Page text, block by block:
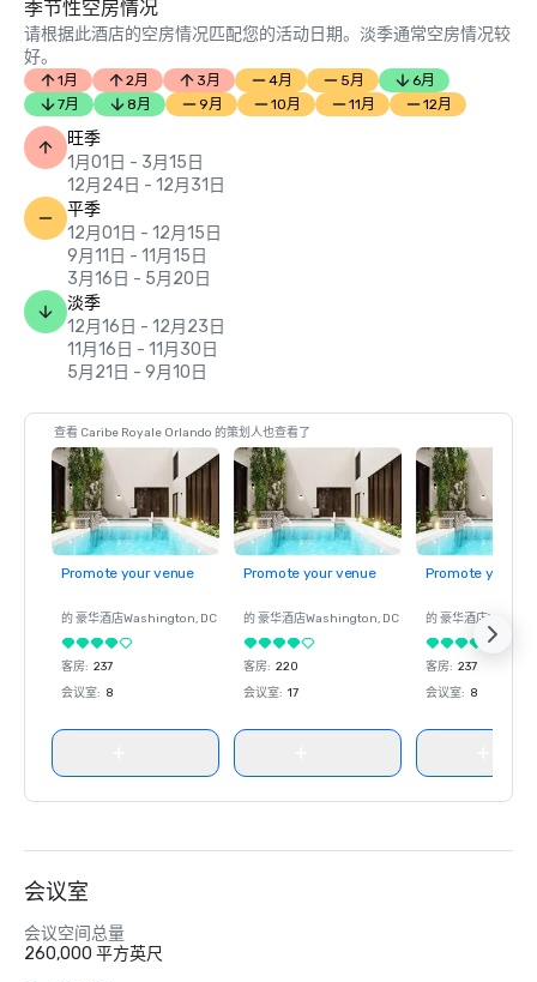
季节性空房情况
请根据此酒店的空房情况匹配您的活动日期。淡季通常空房情况较
好。
1月 2月 3月 4月 5月
6月
7月
8月 9月 10月 11月 12月
旺季
1月01日 - 3月15日
12月24日 - 12月31日
平季
12月01日 - 12月15日
9月11日 - 11月15日
3月16日 - 5月20日
淡季
12月16日 - 12月23日
11月16日 - 11月30日
5月21日 - 9月10日
查看 Caribe Royale Orlando 的策划人也查看了
Promote your venue
的 豪华酒店Washington, DC
客房: 237
会议室: 8
Promote your venue
的 豪华酒店Washington, DC
客房: 220
会议室: 17
Promote your
的 豪华酒店
客房: 237
会议室: 8
会议室
会议空间总量
260,000 平方英尺